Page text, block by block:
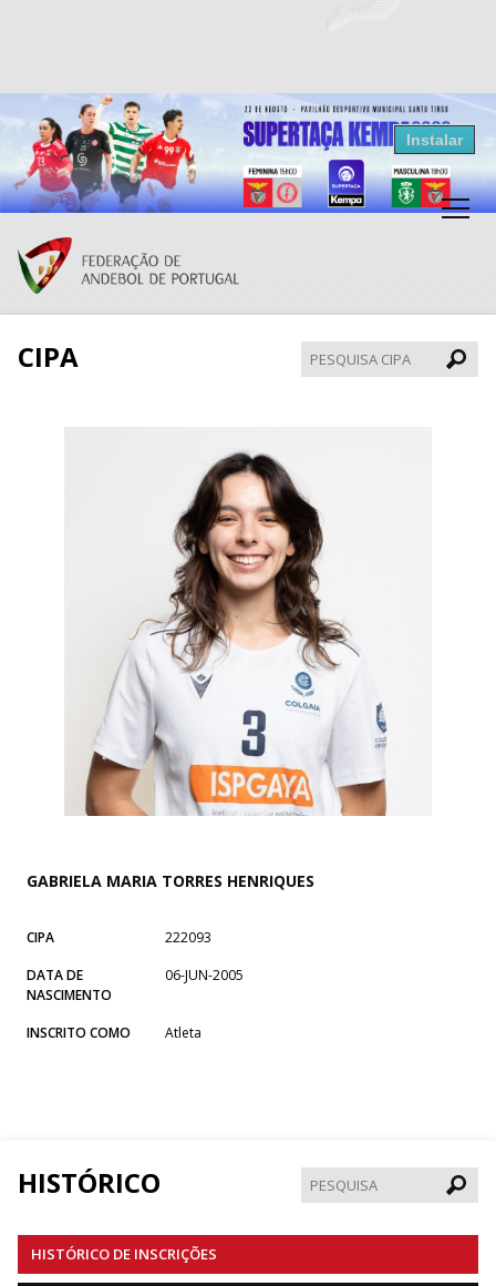
Resultados Andebol
Federação de Andebol de Portugal
Grátis - Disponivel na Play Store
Instalar
CIPA
CIPA
GABRIELA MARIA TORRES HENRIQUES
CIPA
222093
DATA DE
NASCIMENTO
06-JUN-2005
INSCRITO COMO Atleta
HISTÓRICO
HISTÓRICO DE INSCRIÇÕES